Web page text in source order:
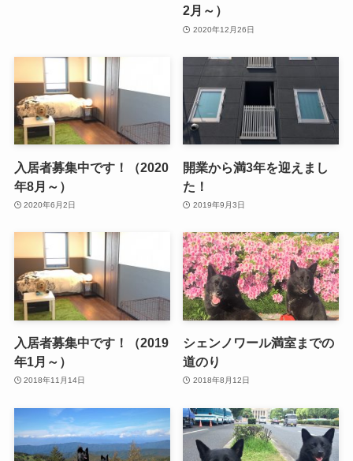
2月～）
2020年12月26日
入居者募集中です！（2020
年8月～）
2020年6月2日
開業から満3年を迎えまし
た！
2019年9月3日
入居者募集中です！（2019
年1月～）
2018年11月14日
シェンノワール満室までの
道のり
2018年8月12日